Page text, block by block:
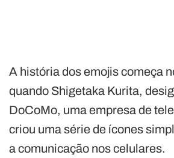
A história dos emojis começa
quando Shigetaka Kurita,
DoCoMo, uma empresa de
criou uma série de ícones
a comunicação nos celulares.